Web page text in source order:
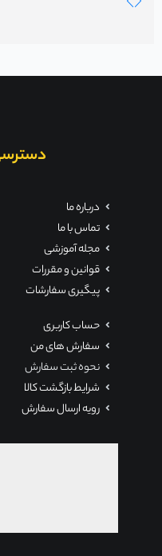
درباره ما
تماس با ما
مجله آموزشی
قوانین و مقررات
پیگیری سفارشات
حساب کاربری
سفارش های من
نحوه ثبت سفارش
شرایط بازگشت کالا
رویه ارسال سفارش